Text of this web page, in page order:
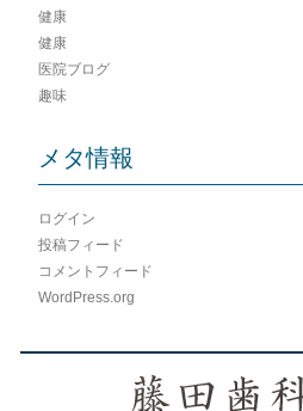
健康
健康
医院ブログ
趣味
メタ情報
ログイン
投稿フィード
コメントフィード
WordPress.org